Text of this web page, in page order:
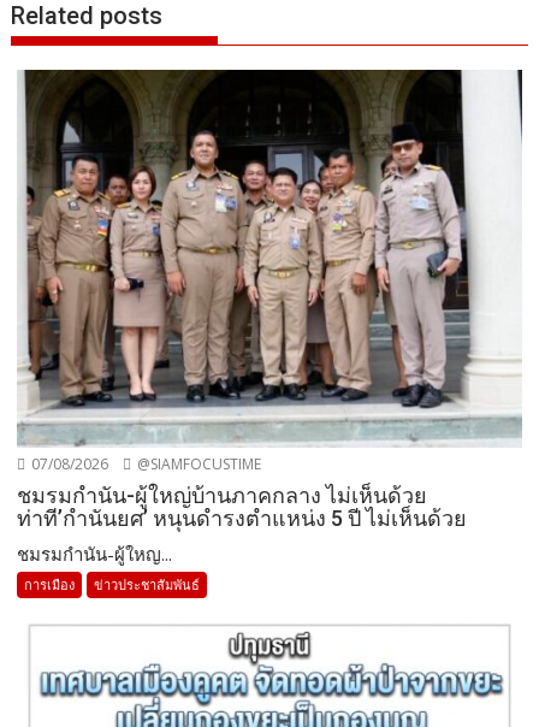
Related posts
07/08/2026 @SIAMFOCUSTIME
ชมรมกำนัน-ผู้ใหญ่บ้านภาคกลาง ไม่เห็นด้วย
ท่าที’กำนันยศ’ หนุนดำรงตำแหน่ง 5 ปี ไม่เห็นด้วย
ชมรมกำนัน-ผู้ใหญ...
การเมือง ข่าวประชาสัมพันธ์